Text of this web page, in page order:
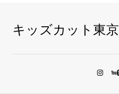
キッズカット東京